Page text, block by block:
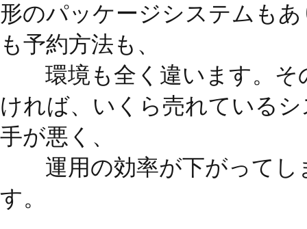
形のパッケージシステムも
も予約方法も、
環境も全く違います。そ
ければ、いくら売れている
手が悪く、
運用の効率が下がってし
す。